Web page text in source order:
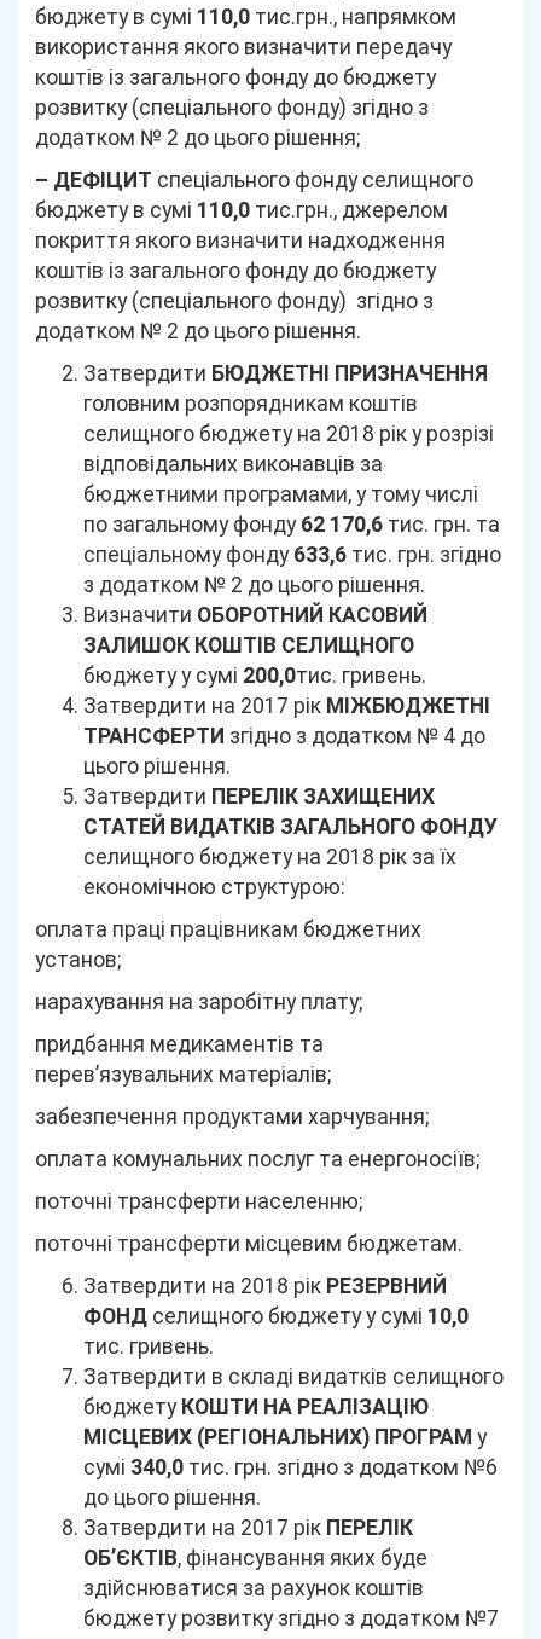
бюджету в сумі 110,0 тис.грн., напрямком
використання якого визначити передачу
коштів із загального фонду до бюджету
розвитку (спеціального фонду) згідно з
додатком № 2 до цього рішення;
– ДЕФІЦИТ спеціального фонду селищного
бюджету в сумі 110,0 тис.грн., джерелом
покриття якого визначити надходження
коштів із загального фонду до бюджету
розвитку (спеціального фонду) згідно з
додатком № 2 до цього рішення.
Затвердити БЮДЖЕТНІ ПРИЗНАЧЕННЯ
головним розпорядникам коштів
селищного бюджету на 2018 рік у розрізі
відповідальних виконавців за
бюджетними програмами, у тому числі
по загальному фонду 62 170,6 тис. грн. та
спеціальному фонду 633,6 тис. грн. згідно
з додатком № 2 до цього рішення.
Визначити ОБОРОТНИЙ КАСОВИЙ
ЗАЛИШОК КОШТІВ СЕЛИЩНОГО
бюджету у сумі 200,0тис. гривень.
Затвердити на 2017 рік МІЖБЮДЖЕТНІ
ТРАНСФЕРТИ згідно з додатком № 4 до
цього рішення.
Затвердити ПЕРЕЛІК ЗАХИЩЕНИХ
СТАТЕЙ ВИДАТКІВ ЗАГАЛЬНОГО ФОНДУ
селищного бюджету на 2018 рік за їх
економічною структурою:
оплата праці працівникам бюджетних
установ;
нарахування на заробітну плату;
придбання медикаментів та
перев’язувальних матеріалів;
забезпечення продуктами харчування;
оплата комунальних послуг та енергоносіїв;
поточні трансферти населенню;
поточні трансферти місцевим бюджетам.
Затвердити на 2018 рік РЕЗЕРВНИЙ
ФОНД селищного бюджету у сумі 10,0
тис. гривень.
Затвердити в складі видатків селищного
бюджету КОШТИ НА РЕАЛІЗАЦІЮ
МІСЦЕВИХ (РЕГІОНАЛЬНИХ) ПРОГРАМу
сумі 340,0 тис. грн. згідно з додатком №6
до цього рішення.
Затвердити на 2017 рік ПЕРЕЛІК
ОБ’ЄКТІВ, фінансування яких буде
здійснюватися за рахунок коштів
бюджету розвитку згідно з додатком №7